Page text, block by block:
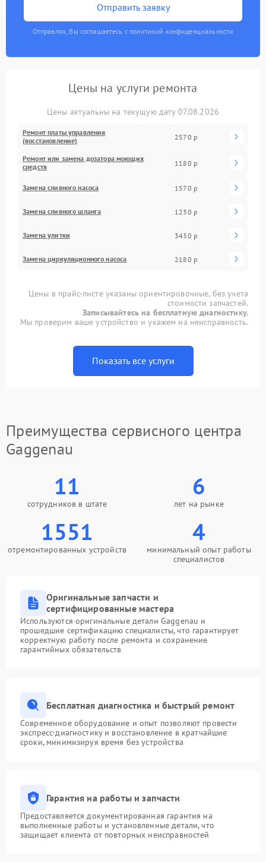
Отправить заявку
Отправляя, Вы соглашаетесь с политикой конфиденциальности
Цены на услуги ремонта
Цены актуальны на текущую дату 07.08.2026
Ремонт платы управления
(восстановление)
2570 р
Ремонт или замена дозатора моющих
средств
1180 р
Замена сливного насоса 1570 р
Замена сливного шланга 1230 р
Замена улитки 3430 р
Замена циркуляционного насоса 2180 р
Цены в прайс-листе указаны ориентировочные, без учета
стоимости запчастей.
Записывайтесь на бесплатную диагностику.
Мы проверим ваше устройство и укажем на неисправность.
Показать все услуги
Преимущества сервисного центра
Gaggenau
11
сотрудников в штате
6
лет на рынке
1551
отремонтированных устройств
4
минимальный опыт работы
специалистов
Оригинальные запчасти и
сертифицированные мастера
Используются оригинальные детали Gaggenau и
прошедшие сертификацию специалисты, что гарантирует
корректную работу после ремонта и сохранение
гарантийных обязательств
Бесплатная диагностика и быстрый ремонт
Современное оборудование и опыт позволяют провести
экспресс-диагностику и восстановление в кратчайшие
сроки, минимизируя время без устройства
Гарантия на работы и запчасти
Предоставляется документированная гарантия на
выполненные работы и установленные детали, что
защищает клиента от повторных неисправностей